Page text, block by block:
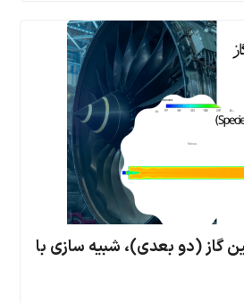
گاز (دو بعدی)، شبیه سازی با